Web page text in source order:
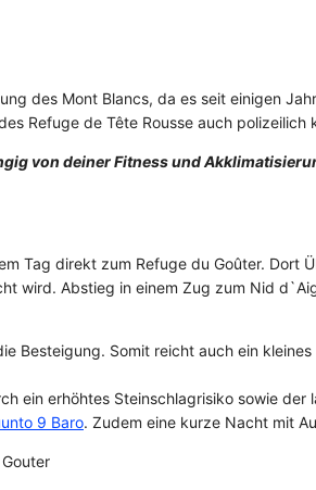
des Mont Blancs, da es seit einigen
Refuge de Tête Rousse auch polizeilich
von deiner Fitness und
Tag direkt zum Refuge du Goûter. Dort
wird. Abstieg in einem Zug zum Nid
Besteigung. Somit reicht auch ein
ein erhöhtes Steinschlagrisiko sowie
9 Baro. Zudem eine kurze Nacht mit